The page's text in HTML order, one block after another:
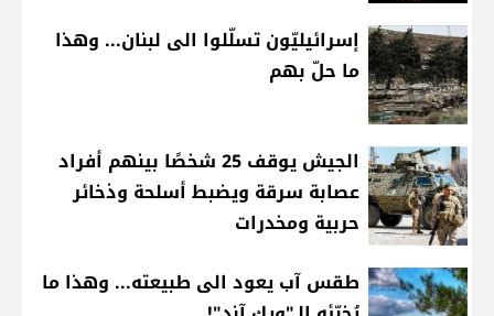
إسرائيليّون تسلّلوا الى لبنان... وهذا
ما حلّ بهم
الجيش يوقف 25 شخصًا بينهم أفراد
عصابة سرقة ويضبط أسلحة وذخائر
حربية ومخدرات
طقس آب يعود الى طبيعته... وهذا ما